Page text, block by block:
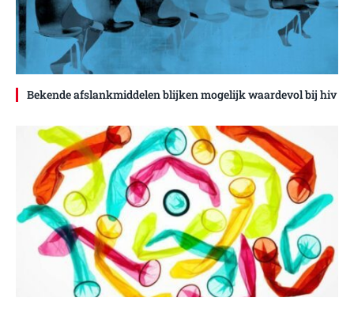
Bekende afslankmiddelen blijken mogelijk waardevol bij hiv